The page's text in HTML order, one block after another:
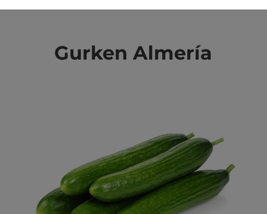
Gurken Almería